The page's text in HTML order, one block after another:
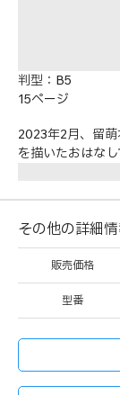
判型：B5
15ページ
2023年2月、留
を描いたおはなし
その他の詳細
販売価格
型番